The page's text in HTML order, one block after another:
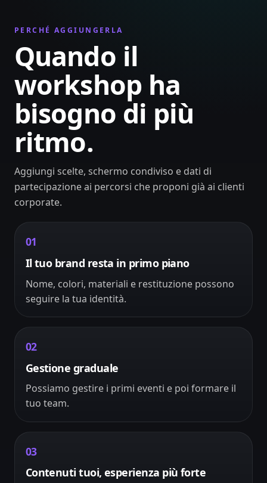
PERCHÉ AGGIUNGERLA
Quando il
workshop ha
bisogno di più
ritmo.
Aggiungi scelte, schermo condiviso e dati di
partecipazione ai percorsi che proponi già ai clienti
corporate.
01
Il tuo brand resta in primo piano
Nome, colori, materiali e restituzione possono
seguire la tua identità.
02
Gestione graduale
Possiamo gestire i primi eventi e poi formare il
tuo team.
03
Contenuti tuoi, esperienza più forte